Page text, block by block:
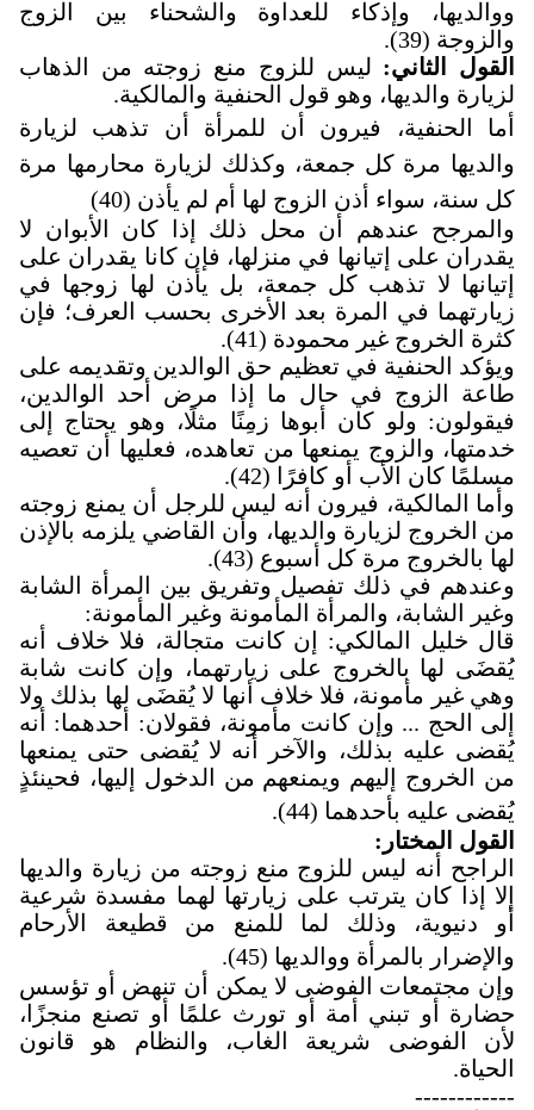
ووالديها، وإذكاء للعداوة والشحناء بين الزوج
والزوجة (39).
القول الثاني: ليس للزوج منع زوجته من الذهاب
لزيارة والديها، وهو قول الحنفية والمالكية.
أما الحنفية، فيرون أن للمرأة أن تذهب لزيارة
والديها مرة كل جمعة، وكذلك لزيارة محارمها مرة
كل سنة، سواء أذن الزوج لها أم لم يأذن (40)
والمرجح عندهم أن محل ذلك إذا كان الأبوان لا
يقدران على إتيانها في منزلها، فإن كانا يقدران على
إتيانها لا تذهب كل جمعة، بل يأذن لها زوجها في
زيارتهما في المرة بعد الأخرى بحسب العرف؛ فإن
كثرة الخروج غير محمودة (41).
ويؤكد الحنفية في تعظيم حق الوالدين وتقديمه على
طاعة الزوج في حال ما إذا مرض أحد الوالدين،
فيقولون: ولو كان أبوها زمِنًا مثلًا، وهو يحتاج إلى
خدمتها، والزوج يمنعها من تعاهده، فعليها أن تعصيه
مسلمًا كان الأب أو كافرًا (42)
.
وأما المالكية، فيرون أنه ليس للرجل أن يمنع زوجته
من الخروج لزيارة والديها، وأن القاضي يلزمه بالإذن
لها بالخروج مرة كل أسبوع (43).
وعندهم في ذلك تفصيل وتفريق بين المرأة الشابة
وغير الشابة، والمرأة المأمونة وغير المأمونة:
قال خليل المالكي: إن كانت متجالة، فلا خلاف أنه
يُقضَى لها بالخروج على زيارتهما، وإن كانت شابة
وهي غير مأمونة، فلا خلاف أنها لا يُقضَى لها بذلك ولا
إلى الحج ... وإن كانت مأمونة، فقولان: أحدهما: أنه
يُقضى عليه بذلك، والآخر أنه لا يُقضى حتى يمنعها
من الخروج إليهم ويمنعهم من الدخول إليها، فحينئذٍ
يُقضى عليه بأحدهما (44).
القول المختار:
الراجح أنه ليس للزوج منع زوجته من زيارة والديها
إلا إذا كان يترتب على زيارتها لهما مفسدة شرعية
أو دنيوية، وذلك لما للمنع من قطيعة الأرحام
والإضرار بالمرأة ووالديها (45).
وإن مجتمعات الفوضى لا يمكن أن تنهض أو تؤسس
حضارة أو تبني أمة أو تورث علمًا أو تصنع منجزًا،
لأن الفوضى شريعة الغاب، والنظام هو قانون
الحياة.
------------